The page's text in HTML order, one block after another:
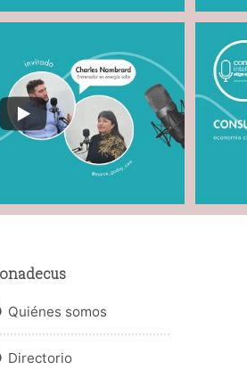
Quiénes somos
Directorio